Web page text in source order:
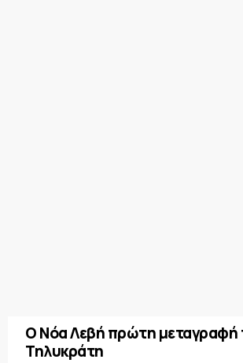
Ο Νόα Λεβή πρώτη μεταγραφή
Τηλυκράτη